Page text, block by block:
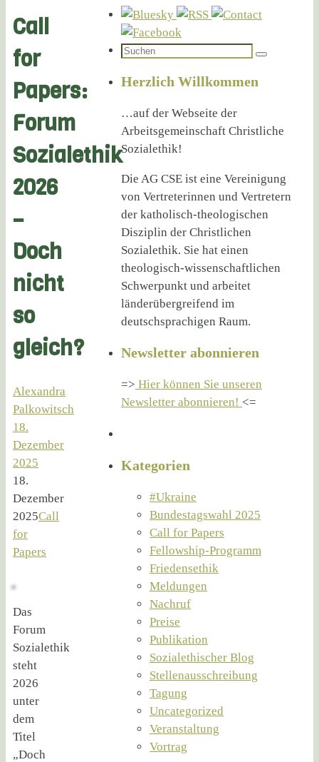
Call
for
Papers:
Forum
Sozialethik
2026
–
Doch
nicht
so
gleich?
Alexandra
Palkowitsch
18.
Dezember
2025
18.
Dezember
2025Call
for
Papers
Das
Forum
Sozialethik
steht
2026
unter
dem
Titel
„Doch
Suchen
Suchen
Herzlich Willkommen
…auf der Webseite der
Arbeitsgemeinschaft Christliche
Sozialethik!
Die AG CSE ist eine Vereinigung
von Vertreterinnen und Vertretern
der katholisch-theologischen
Disziplin der Christlichen
Sozialethik. Sie hat einen
theologisch-wissenschaftlichen
Schwerpunkt und arbeitet
länderübergreifend im
deutschsprachigen Raum.
Newsletter abonnieren
=> Hier können Sie unseren
Newsletter abonnieren! <=
Kategorien
#Ukraine
Bundestagswahl 2025
Call for Papers
Fellowship-Programm
Friedensethik
Meldungen
Nachruf
Preise
Publikation
Sozialethischer Blog
Stellenausschreibung
Tagung
Uncategorized
Veranstaltung
Vortrag